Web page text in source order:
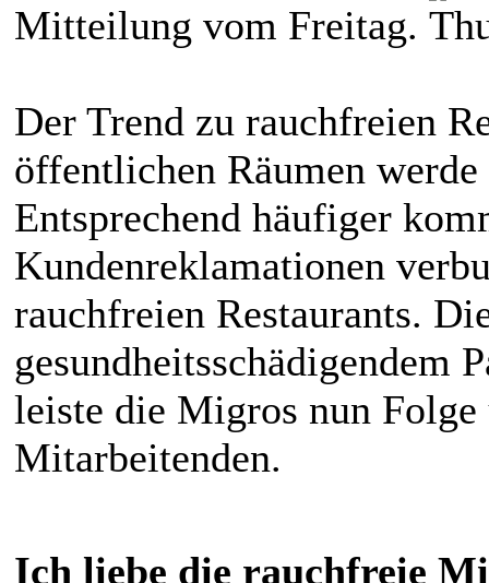
Mitteilung vom Freitag.
Der Trend zu rauchfreien
öffentlichen Räumen
Entsprechend häufiger
Kundenreklamationen
rauchfreien Restaurants.
gesundheitsschädigendem
leiste die Migros nun
Mitarbeitenden.
Ich liebe die rauchfreie